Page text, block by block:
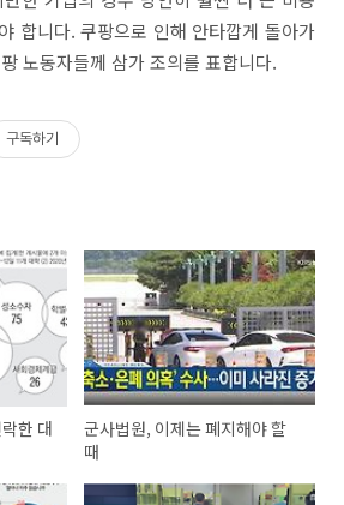
합니다. 쿠팡으로 인해 안타깝게 돌아가
노동자들께 삼가 조의를 표합니다.
구독하기
한 대
군사법원, 이제는 폐지해야 할
때